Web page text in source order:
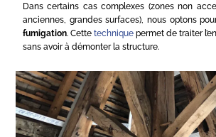
Dans certains cas complexes (zones non
anciennes, grandes surfaces), nous optons
fumigation. Cette technique permet de traiter
sans avoir à démonter la structure.